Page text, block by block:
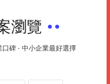
瀏覽
碑 ‧ 中小企業最好選擇